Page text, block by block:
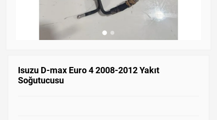
Isuzu D-max Euro 4 2008-2012 Yakıt
Soğutucusu